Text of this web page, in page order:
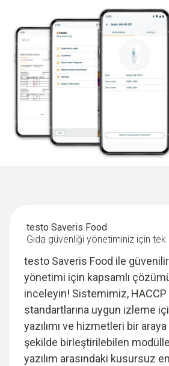
testo Saveris Food
Gıda güvenliği yönetiminiz için
testo Saveris Food ile
yönetimi için kapsamlı
inceleyin! Sistemimiz, HACCP
standartlarına uygun izleme
yazılımı ve hizmetleri bir
şekilde birleştirilebilen
yazılım arasındaki kusursuz